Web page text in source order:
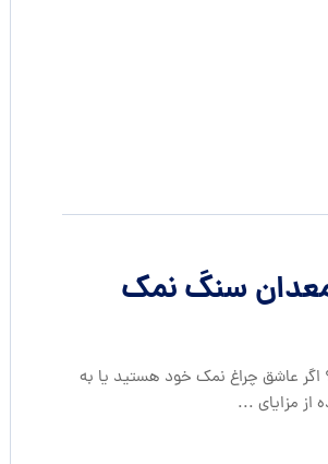
سنگ نمک
عاشق چراغ نمک خود هستید یا به
از مزایای ...